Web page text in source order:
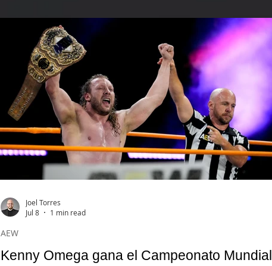
Kenny Omega gana el Campeonato Mundial
AEW
Joel Torres
Jul 8
1 min read